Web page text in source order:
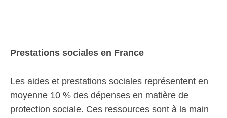
Prestations sociales en France
Les aides et prestations sociales représentent en
moyenne 10 % des dépenses en matière de
protection sociale. Ces ressources sont à la main